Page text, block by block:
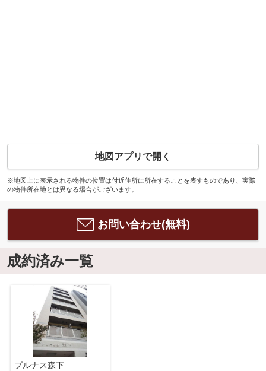
地図アプリで開く
※地図上に表示される物件の位置は付近住所に所在することを表すものであり、実際
の物件所在地とは異なる場合がございます。
お問い合わせ(無料)
成約済み一覧
プルナス森下